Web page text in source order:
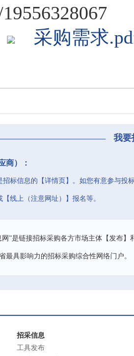
采购需求
我要
商）：
招标信息的【详情页】。如您有意参与投
线上（注意网址）】报名等。
”是链接招标采购各方市场主体【发布
最具影响力的招标采购综合性网络门户。
招采信息
工具发布